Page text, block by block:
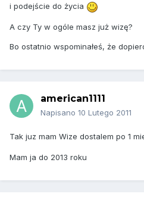
i podejście do życia
A czy Ty w ogóle masz już wizę?
Bo ostatnio wspominałeś, że
american1111
Napisano 10 Lutego 2011
Tak juz mam Wize dostalem po 1
Mam ja do 2013 roku